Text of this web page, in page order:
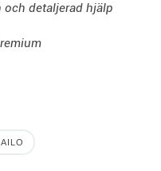
detaljerad hjälp